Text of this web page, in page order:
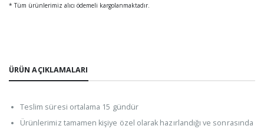
* Tüm ürünlerimiz alıcı ödemeli kargolanmaktadır.
ÜRÜN AÇIKLAMALARI
Teslim süresi ortalama 15 gündür
Ürünlerimiz tamamen kişiye özel olarak hazırlandığı ve sonrasında